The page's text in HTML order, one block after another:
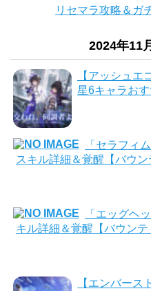
リセマラ攻略＆ガ
2024年11
【アッシュエ
星6キャラお
「セラフィ
スキル詳細＆覚醒【バウン
「エッグヘ
キル詳細＆覚醒【バウンテ
【エンバース